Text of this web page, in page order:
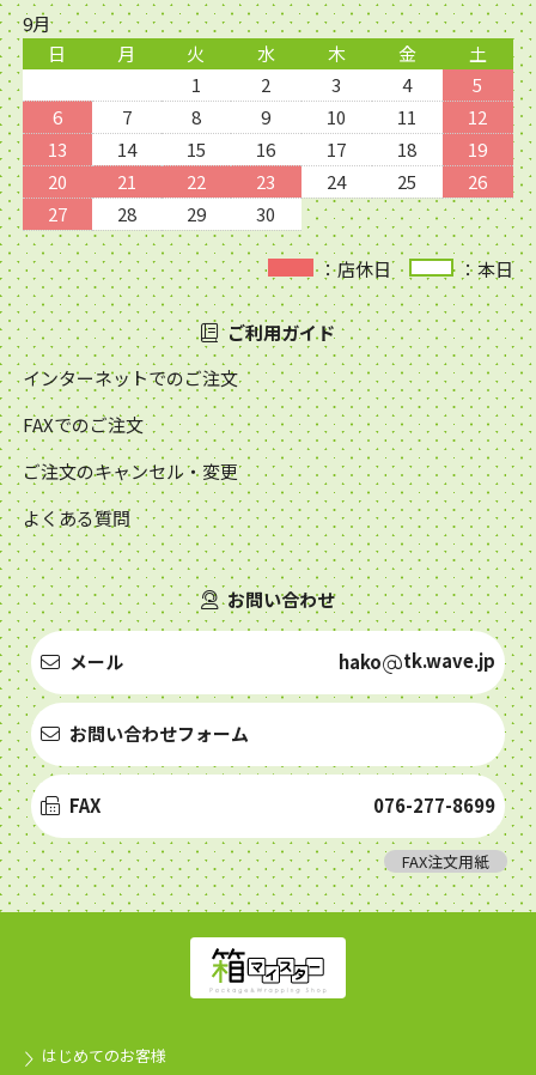
9月
日
月 火 水 木 金
土
1
2 3 4
5
6
7 8 9 10 11
12
13
14 15 16 17 18
19
20
21 22 23 24 25
26
27
28 29 30
：店休日 ：本日
ご利用ガイド
インターネットでのご注文
FAXでのご注文
ご注文のキャンセル・変更
よくある質問
お問い合わせ
メール hako tk.wave.jp
お問い合わせフォーム
FAX 076-277-8699
FAX注文用紙
はじめてのお客様